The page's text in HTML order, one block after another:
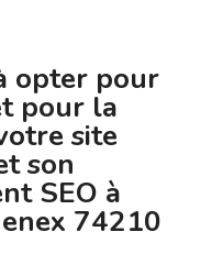
opter pour
pour la
site
son
SEO à
74210